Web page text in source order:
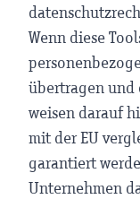
Wenn diese
übertragen und
weisen darauf
mit der EU
garantiert
Unternehmen